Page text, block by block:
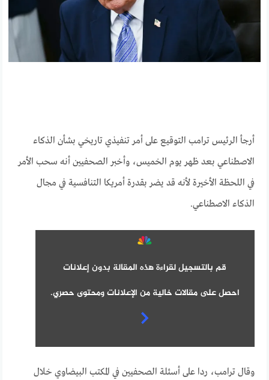
أرجأ الرئيس ترامب التوقيع على أمر تنفيذي تاريخي بشأن الذكاء
الاصطناعي بعد ظهر يوم الخميس، وأخبر الصحفيين أنه سحب الأمر
في اللحظة الأخيرة لأنه قد يضر بقدرة أمريكا التنافسية في مجال
الذكاء الاصطناعي.
قم بالتسجيل لقراءة هذه المقالة بدون إعلانات
احصل على مقالات خالية من الإعلانات ومحتوى حصري.
وقال ترامب، ردا على أسئلة الصحفيين في المكتب البيضاوي خلال